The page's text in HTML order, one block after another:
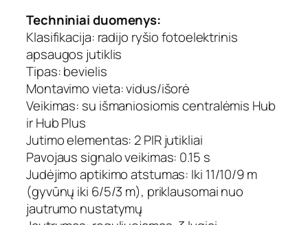
Techniniai duomenys:
Klasifikacija: radijo ryšio fotoelektrinis
apsaugos jutiklis
Tipas: bevielis
Montavimo vieta: vidus/išorė
Veikimas: su išmaniosiomis centralėmis Hub
ir Hub Plus
Jutimo elementas: 2 PIR jutikliai
Pavojaus signalo veikimas: 0.15 s
Judėjimo aptikimo atstumas: Iki 11/10/9 m
(gyvūnų iki 6/5/3 m), priklausomai nuo
jautrumo nustatymų